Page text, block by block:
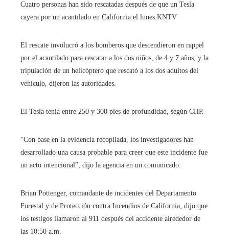
Cuatro personas han sido rescatadas después de que un Tesla
cayera por un acantilado en California el lunes.KNTV
El rescate involucró a los bomberos que descendieron en rappel
por el acantilado para rescatar a los dos niños, de 4 y 7 años, y la
tripulación de un helicóptero que rescató a los dos adultos del
vehículo, dijeron las autoridades.
El Tesla tenía entre 250 y 300 pies de profundidad, según CHP.
“Con base en la evidencia recopilada, los investigadores han
desarrollado una causa probable para creer que este incidente fue
un acto intencional”, dijo la agencia en un comunicado.
Brian Pottenger, comandante de incidentes del Departamento
Forestal y de Protección contra Incendios de California, dijo que
los testigos llamaron al 911 después del accidente alrededor de
las 10:50 a.m.